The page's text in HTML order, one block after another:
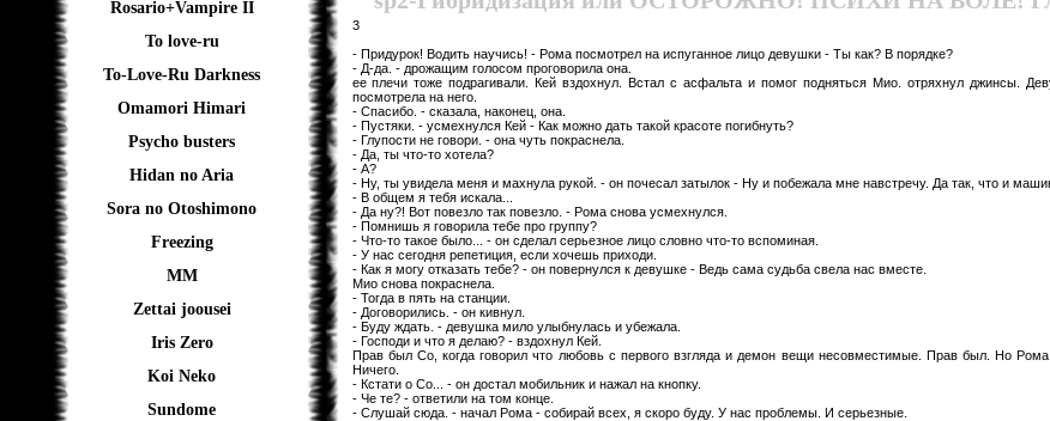
Rosario+Vampire II
To love-ru
To-Love-Ru Darkness
Omamori Himari
Psycho busters
Hidan no Aria
Sora no Otoshimono
Freezing
ММ
Zettai joousei
Iris Zero
Koi Neko
Sundome
3
- Придурок! Водить научись! - Рома посмотрел на испуганное лицо девушки - Ты как? В порядке?
- Д-да. - дрожащим голосом проговорила она.
ее плечи тоже подрагивали. Кей вздохнул. Встал с асфальта и помог подняться Мио. отряхнул джинсы.
посмотрела на него.
- Спасибо. - сказала, наконец, она.
- Пустяки. - усмехнулся Кей - Как можно дать такой красоте погибнуть?
- Глупости не говори. - она чуть покраснела.
- Да, ты что-то хотела?
- А?
- Ну, ты увидела меня и махнула рукой. - он почесал затылок - Ну и побежала мне навстречу. Да так, что и
- В общем я тебя искала...
- Да ну?! Вот повезло так повезло. - Рома снова усмехнулся.
- Помнишь я говорила тебе про группу?
- Что-то такое было... - он сделал серьезное лицо словно что-то вспоминая.
- У нас сегодня репетиция, если хочешь приходи.
- Как я могу отказать тебе? - он повернулся к девушке - Ведь сама судьба свела нас вместе.
Мио снова покраснела.
- Тогда в пять на станции.
- Договорились. - он кивнул.
- Буду ждать. - девушка мило улыбнулась и убежала.
- Господи и что я делаю? - вздохнул Кей.
Прав был Со, когда говорил что любовь с первого взгляда и демон вещи несовместимые. Прав был. Но Рома
Ничего.
- Кстати о Со... - он достал мобильник и нажал на кнопку.
- Че те? - ответили на том конце.
- Слушай сюда. - начал Рома - собирай всех, я скоро буду. У нас проблемы. И серьезные.